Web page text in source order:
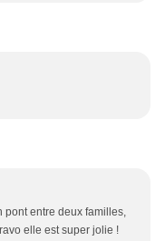
pont entre deux familles,
elle est super jolie !